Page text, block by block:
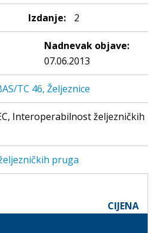
Izdanje: 2
Nadnevak objave:
07.06.2013
TC 46, Željeznice
Interoperabilnost željezničkih
pruga
CIJENA